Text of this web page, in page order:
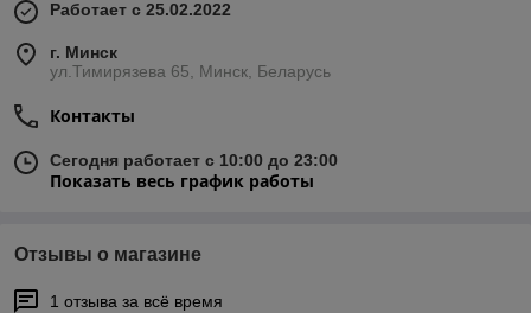
Работает с 25.02.2022
г. Минск
ул.Тимирязева 65, Минск, Беларусь
Контакты
Сегодня работает с 10:00 до 23:00
Показать весь график работы
Отзывы о магазине
1 отзыва за всё время